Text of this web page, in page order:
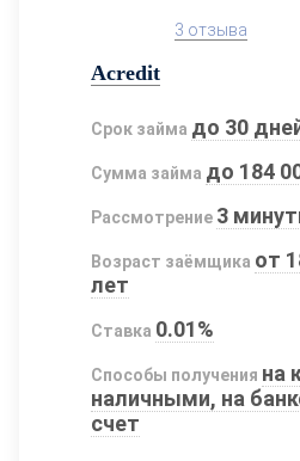
3 отзыва
Acredit
Срок займа до 30
Сумма займа до 184
Рассмотрение 3
Возраст заёмщика от
лет
Ставка 0.01%
Способы получения на
наличными, на
счет